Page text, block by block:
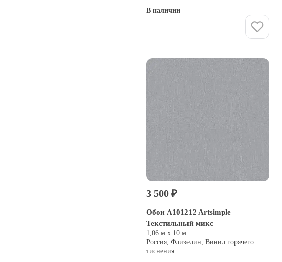
В наличии
3 500 ₽
Обои A101212 Artsimple
Текстильный микс
1,06 м х 10 м
Россия, Флизелин, Винил горячего
тиснения